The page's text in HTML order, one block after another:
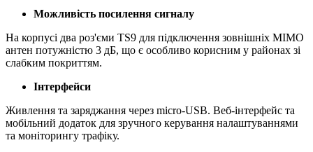
Можливість посилення сигналу
На корпусі два роз'єми TS9 для підключення зовнішніх MIMO
антен потужністю 3 дБ, що є особливо корисним у районах зі
слабким покриттям.
Інтерфейси
Живлення та заряджання через micro-USB. Веб-інтерфейс та
мобільний додаток для зручного керування налаштуваннями
та моніторингу трафіку.